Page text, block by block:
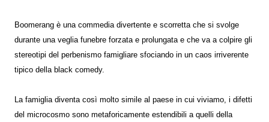
Boomerang è una commedia divertente e scorretta che si svolge
durante una veglia funebre forzata e prolungata e che va a colpire gli
stereotipi del perbenismo famigliare sfociando in un caos irriverente
tipico della black comedy.
La famiglia diventa così molto simile al paese in cui viviamo, i difetti
del microcosmo sono metaforicamente estendibili a quelli della